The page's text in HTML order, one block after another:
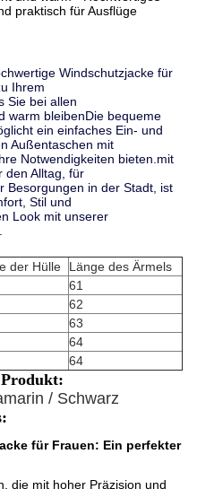
praktisch für Ausflüge
Windschutzjacke für
Ihrem
Sie bei allen
warm bleibenDie bequeme
ein einfaches Ein- und
Außentaschen mit
Notwendigkeiten bieten.mit
den Alltag, für
Besorgungen in der Stadt, ist
Stil und
Look mit unserer
der Hülle
Länge des Ärmels
61
62
63
64
64
/ Schwarz
für Frauen: Ein perfekter
die mit hoher Präzision und